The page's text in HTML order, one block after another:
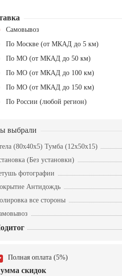
Самовывоз
По Москве (от МКАД до 5 км)
По МО (от МКАД до 50 км)
По МО (от МКАД до 100 км)
По МО (от МКАД до 150 км)
По России (любой регион)
выбрали
(80x40x5) Тумба (12x50x15)
(Без установки)
фотографии
Антидождь
все стороны
Полная оплата (5%)
скидок